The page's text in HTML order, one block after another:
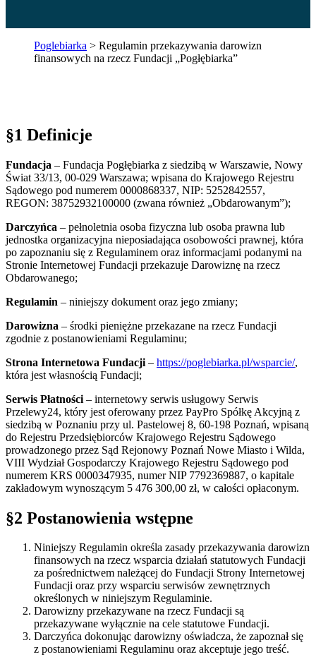
Poglebiarka > Regulamin przekazywania darowizn
finansowych na rzecz Fundacji „Pogłębiarka”
§1 Definicje
Fundacja – Fundacja Pogłębiarka z siedzibą w Warszawie, Nowy
Świat 33/13, 00-029 Warszawa; wpisana do Krajowego Rejestru
Sądowego pod numerem 0000868337, NIP: 5252842557,
REGON: 38752932100000 (zwana również „Obdarowanym”);
Darczyńca – pełnoletnia osoba fizyczna lub osoba prawna lub
jednostka organizacyjna nieposiadająca osobowości prawnej, która
po zapoznaniu się z Regulaminem oraz informacjami podanymi na
Stronie Internetowej Fundacji przekazuje Darowiznę na rzecz
Obdarowanego;
Regulamin – niniejszy dokument oraz jego zmiany;
Darowizna – środki pieniężne przekazane na rzecz Fundacji
zgodnie z postanowieniami Regulaminu;
Strona Internetowa Fundacji – https://poglebiarka.pl/wsparcie/,
która jest własnością Fundacji;
Serwis Płatności – internetowy serwis usługowy Serwis
Przelewy24, który jest oferowany przez PayPro Spółkę Akcyjną z
siedzibą w Poznaniu przy ul. Pastelowej 8, 60-198 Poznań, wpisaną
do Rejestru Przedsiębiorców Krajowego Rejestru Sądowego
prowadzonego przez Sąd Rejonowy Poznań Nowe Miasto i Wilda,
VIII Wydział Gospodarczy Krajowego Rejestru Sądowego pod
numerem KRS 0000347935, numer NIP 7792369887, o kapitale
zakładowym wynoszącym 5 476 300,00 zł, w całości opłaconym.
§2 Postanowienia wstępne
Niniejszy Regulamin określa zasady przekazywania darowizn
finansowych na rzecz wsparcia działań statutowych Fundacji
za pośrednictwem należącej do Fundacji Strony Internetowej
Fundacji oraz przy wsparciu serwisów zewnętrznych
określonych w niniejszym Regulaminie.
Darowizny przekazywane na rzecz Fundacji są
przekazywane wyłącznie na cele statutowe Fundacji.
Darczyńca dokonując darowizny oświadcza, że zapoznał się
z postanowieniami Regulaminu oraz akceptuje jego treść.